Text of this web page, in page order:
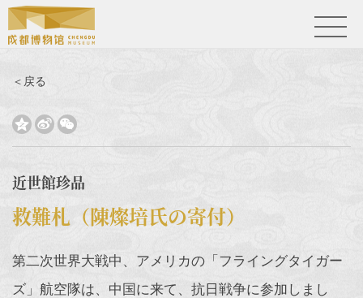
＜戻る
  
近世館珍品
救難札（陳燦培氏の寄付）
第二次世界大戦中、アメリカの「フライングタイガー
ズ」航空隊は、中国に来て、抗日戦争に参加しまし